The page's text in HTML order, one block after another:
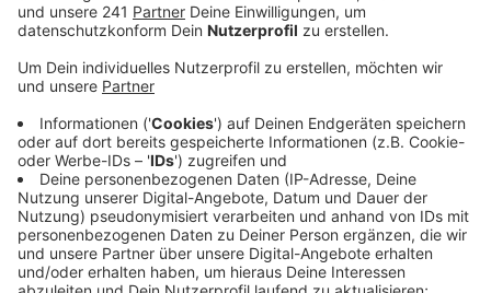
Es war wohl die größte sportliche Herausforderung in
25 Jahren Radio Berg. Moderator Basti Wirtz hat
ganze drei Stunden gestrampelt und damit seine
Wette gegen Morgenmoderatorin Michi Arlt
gewonnen. Die hatte ihm das nicht zugetraut hatte.
Doch mit der vielfältigen Unterstützung der Hörer hat
Basti es geschafft: Nach 11.111 Sekunden flossen